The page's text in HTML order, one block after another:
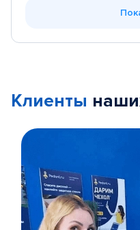
Клиенты